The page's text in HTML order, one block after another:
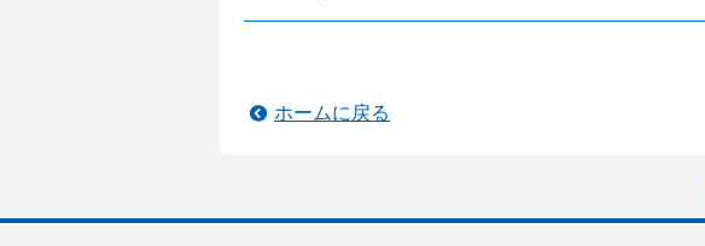
ホームに戻る